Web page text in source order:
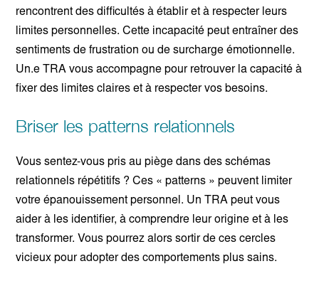
rencontrent des difficultés à établir et à respecter leurs
limites personnelles. Cette incapacité peut entraîner des
sentiments de frustration ou de surcharge émotionnelle.
Un.e TRA vous accompagne pour retrouver la capacité à
fixer des limites claires et à respecter vos besoins.
Briser les patterns relationnels
Vous sentez-vous pris au piège dans des schémas
relationnels répétitifs ? Ces « patterns » peuvent limiter
votre épanouissement personnel. Un TRA peut vous
aider à les identifier, à comprendre leur origine et à les
transformer. Vous pourrez alors sortir de ces cercles
vicieux pour adopter des comportements plus sains.